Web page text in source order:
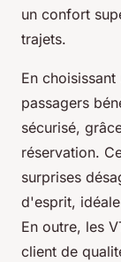
un confort
trajets.
En
passagers
sécurisé,
réservation.
surprises
d'esprit,
En outre, les
client de